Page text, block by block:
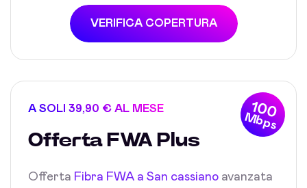
VERIFICA COPERTURA
100
Mbps
A SOLI 39,90 € AL MESE
Offerta FWA Plus
Offerta Fibra FWA a San cassiano avanzata